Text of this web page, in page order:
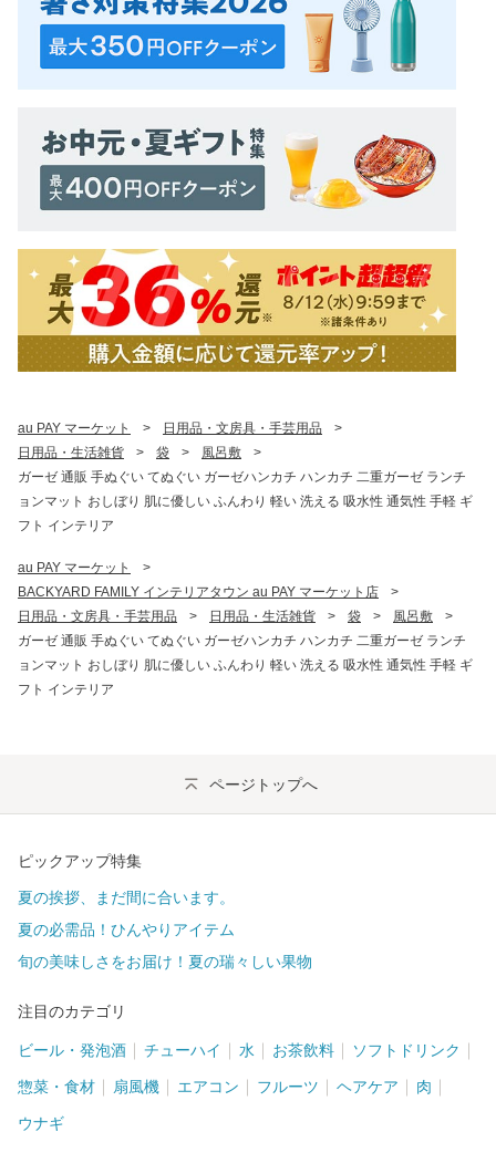
au PAY マーケット > 日用品・文房具・手芸用品
>
日用品・生活雑貨
> 袋 > 風呂敷
>
ガーゼ 通販 手ぬぐい てぬぐい ガーゼハンカチ ハンカチ 二重ガーゼ ランチ
ョンマット おしぼり 肌に優しい ふんわり 軽い 洗える 吸水性 通気性 手軽 ギ
フト インテリア
au PAY マーケット
>
BACKYARD FAMILY インテリアタウン au PAY マーケット店
>
日用品・文房具・手芸用品
> 日用品・生活雑貨 > 袋 > 風呂敷
>
ガーゼ 通販 手ぬぐい てぬぐい ガーゼハンカチ ハンカチ 二重ガーゼ ランチ
ョンマット おしぼり 肌に優しい ふんわり 軽い 洗える 吸水性 通気性 手軽 ギ
フト インテリア
ページトップへ
ピックアップ特集
夏の挨拶、まだ間に合います。
夏の必需品！ひんやりアイテム
旬の美味しさをお届け！夏の瑞々しい果物
注目のカテゴリ
ビール・発泡酒 チューハイ 水 お茶飲料 ソフトドリンク
惣菜・食材 扇風機 エアコン フルーツ ヘアケア 肉
ウナギ